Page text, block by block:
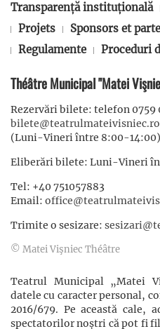
Transparență instituțională
Projets
Sponsors et
Regulamente
Proceduri
Théâtre Municipal "Matei
Rezervări bilete: telefon 0759
bilete@teatrulmateivisniec.ro
(Luni-Vineri între 8:00-14:00)
Eliberări bilete: Luni-Vineri
Tel: +40 751057883
Email:
Trimite o sesizare:
© Matei Vişniec Théâtre
Teatrul Municipal „Matei
datele cu caracter personal,
2016/679. Pe această cale,
spectatorilor noștri că pot fi